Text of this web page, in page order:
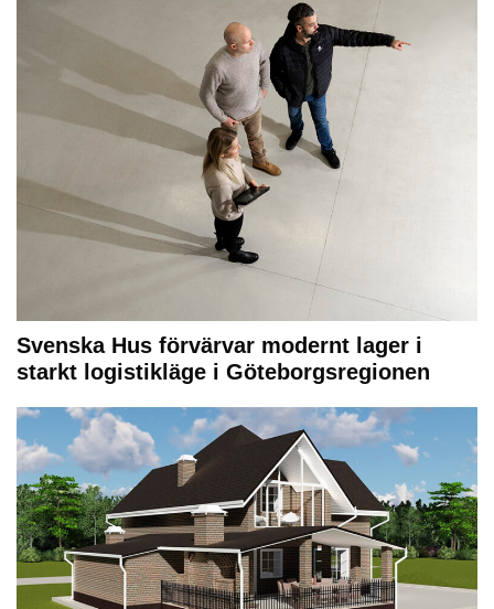
Svenska Hus förvärvar modernt lager i
starkt logistikläge i Göteborgsregionen